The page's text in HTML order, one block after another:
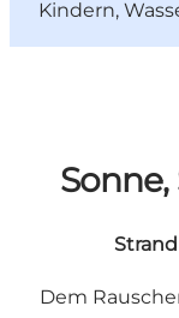
Kindern,
Dem